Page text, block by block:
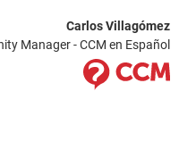
Carlos Villagómez
Manager - CCM en Español